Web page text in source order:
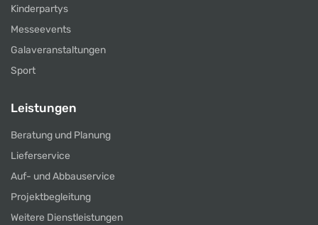
Kinderpartys
Messeevents
Galaveranstaltungen
Sport
Leistungen
Beratung und Planung
Lieferservice
Auf- und Abbauservice
Projektbegleitung
Weitere Dienstleistungen